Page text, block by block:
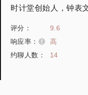
时计堂创始人，钟表
评分：
9.6
响应率：
高
约聊人数：
14